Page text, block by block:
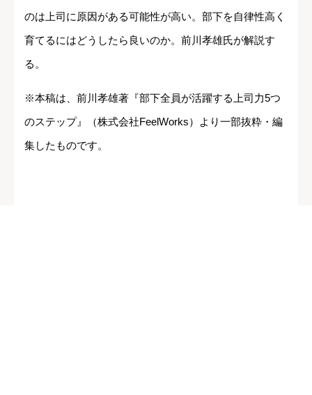
のは上司に原因がある可能性が高い。部下を自律性高く
育てるにはどうしたら良いのか。前川孝雄氏が解説す
る。
※本稿は、前川孝雄著『部下全員が活躍する上司力5つ
のステップ』（株式会社FeelWorks）より一部抜粋・編
集したものです。